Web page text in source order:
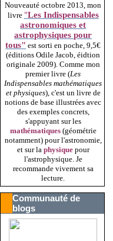
Nouveauté octobre 2013, mon
livre "Les Indispensables
astronomiques et
astrophysiques pour
tous" est sorti en poche, 9,5€
(éditions Odile Jacob, éidtion
originale 2009). Comme mon
premier livre (Les
Indispensables mathématiques
et physiques), c'est un livre de
notions de base illustrées avec
des exemples concrets,
s'appuyant sur les
mathématiques(géométrie
notamment) pour l'astronomie,
et sur la physiquepour
l'astrophysique. Je
recommande vivement sa
lecture.
Communauté de
blogs